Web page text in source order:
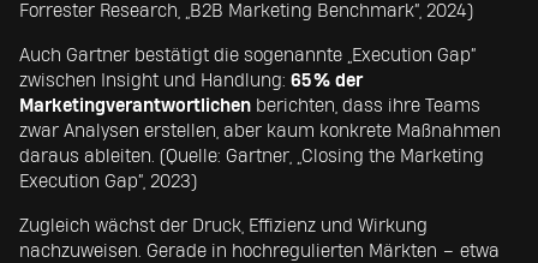
Forrester Research, „B2B Marketing Benchmark“, 2024)
Auch Gartner bestätigt die sogenannte „Execution Gap“
zwischen Insight und Handlung: 65 % der
Marketingverantwortlichen berichten, dass ihre Teams
zwar Analysen erstellen, aber kaum konkrete Maßnahmen
daraus ableiten. (Quelle: Gartner, „Closing the Marketing
Execution Gap“, 2023)
Zugleich wächst der Druck, Effizienz und Wirkung
nachzuweisen. Gerade in hochregulierten Märkten – etwa